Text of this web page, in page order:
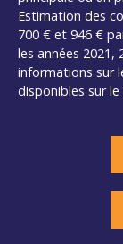
Estimation des
700 € et 946 €
les années 2021,
informations sur
disponibles sur